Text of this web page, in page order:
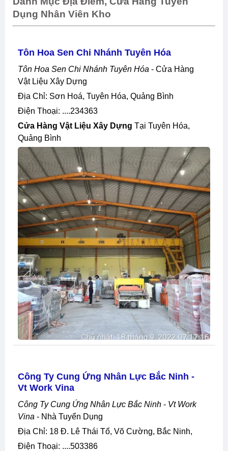
Dụng Nhân Viên Kho
Tôn Hoa Sen Chi Nhánh Tuyên Hóa
Tôn Hoa Sen Chi Nhánh Tuyên Hóa - Cửa Hàng
Vật Liệu Xây Dựng
Địa Chỉ: Sơn Hoá, Tuyên Hóa, Quảng Bình
Điện Thoại: ....234363
Cửa Hàng Vật Liệu Xây Dựng Tại Tuyên Hóa,
Quảng Bình
Công Ty Cung Ứng Nhân Lực Bắc Ninh -
Vt Work Vina
Công Ty Cung Ứng Nhân Lực Bắc Ninh - Vt Work
Vina - Nhà Tuyển Dụng
Địa Chỉ: 18 Đ. Lê Thái Tổ, Võ Cường, Bắc Ninh,
Điện Thoại: ....503386